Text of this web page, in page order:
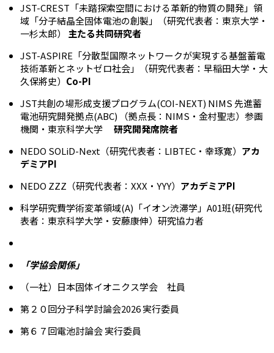
JST-CREST「未踏探索空間における革新的物質の開発」領
域「分子結晶全固体電池の創製」（研究代表者：東京大学・
一杉太郎） 主たる共同研究者
JST-ASPIRE「分散型国際ネットワークが実現する基盤蓄電
技術革新とネットゼロ社会」（研究代表者：早稲田大学・大
久保將史） Co-PI
JST共創の場形成支援プログラム(COI-NEXT) NIMS 先進蓄
電池研究開発拠点(ABC) （拠点長：NIMS・金村聖志）参画
機関・東京科学大学
研究開発席院者
NEDO SOLiD-Next（研究代表者：LIBTEC・幸琢寛） アカ
デミアPI
NEDO ZZZ（研究代表者：XXX・YYY） アカデミアPI
科学研究費学術変革領域(A)「イオン渋滞学」A01班(研究代
表者：東京科学大学・安藤康伸）研究協力者
「学協会関係」
（一社）日本固体イオニクス学会 社員
第２０回分子科学討論会2026 実行委員
第６７回電池討論会 実行委員